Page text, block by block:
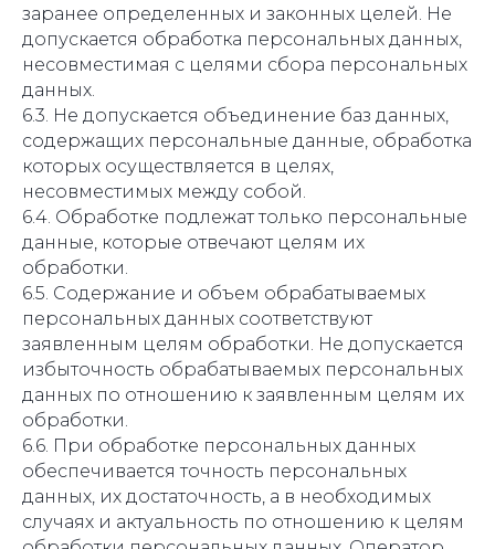
заранее определенных и законных целей. Не
допускается обработка персональных данных,
несовместимая с целями сбора персональных
данных.
6.3. Не допускается объединение баз данных,
содержащих персональные данные, обработка
которых осуществляется в целях,
несовместимых между собой.
6.4. Обработке подлежат только персональные
данные, которые отвечают целям их
обработки.
6.5. Содержание и объем обрабатываемых
персональных данных соответствуют
заявленным целям обработки. Не допускается
избыточность обрабатываемых персональных
данных по отношению к заявленным целям их
обработки.
6.6. При обработке персональных данных
обеспечивается точность персональных
данных, их достаточность, а в необходимых
случаях и актуальность по отношению к целям